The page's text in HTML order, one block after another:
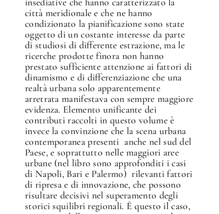
insediative che hanno caratterizzato la
città meridionale e che ne hanno
condizionato la pianificazione sono state
oggetto di un costante interesse da parte
di studiosi di differente estrazione, ma le
ricerche prodotte finora non hanno
prestato sufficiente attenzione ai fattori di
dinamismo e di differenziazione che una
realtà urbana solo apparentemente
arretrata manifestava con sempre maggiore
evidenza. Elemento unificante dei
contributi raccolti in questo volume è
invece la convinzione che la scena urbana
contemporanea presenti ­ anche nel sud del
Paese, e soprattutto nelle maggiori aree
urbane (nel libro sono approfonditi i casi
di Napoli, Bari e Palermo) ­ rilevanti fattori
di ripresa e di innovazione, che possono
risultare decisivi nel superamento degli
storici squilibri regionali. È questo il caso,